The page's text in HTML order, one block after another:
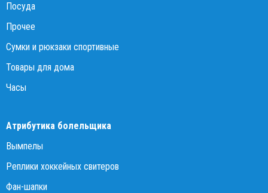
Посуда
Прочее
Сумки и рюкзаки спортивные
Товары для дома
Часы
Атрибутика болельщика
Вымпелы
Реплики хоккейных свитеров
Фан-шапки